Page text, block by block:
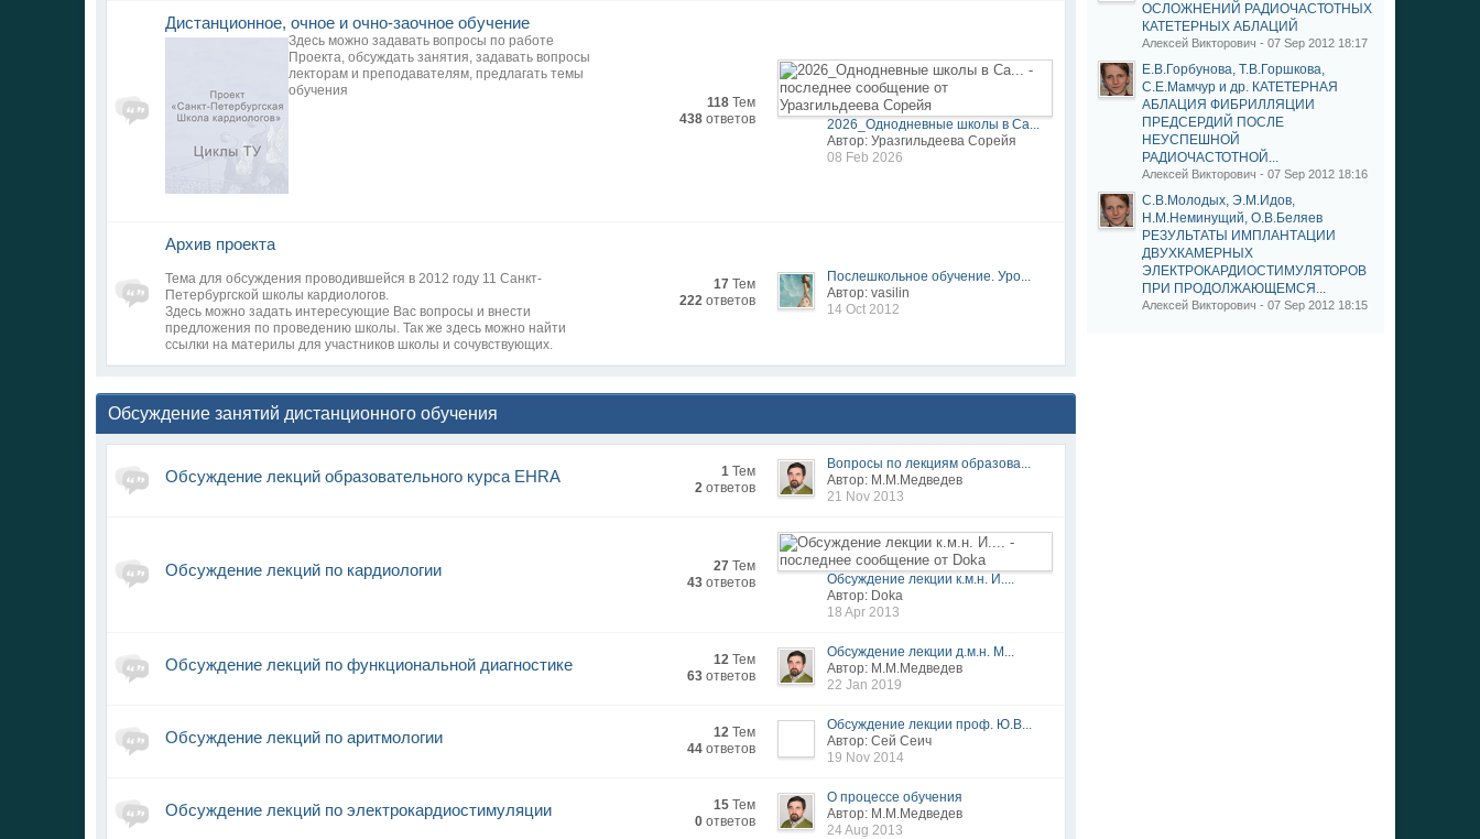
Дистанционное, очное и очно-заочное обучение
Здесь можно задавать вопросы по работе
Проекта, обсуждать занятия, задавать вопросы
лекторам и преподавателям, предлагать темы
обучения
118 Тем
438 ответов
2026_Однодневные школы в Са...
Автор: Уразгильдеева Сорейя
08 Feb 2026
Архив проекта
Тема для обсуждения проводившейся в 2012 году 11 Санкт-
Петербургской школы кардиологов.
Здесь можно задать интересующие Вас вопросы и внести
предложения по проведению школы. Так же здесь можно найти
ссылки на материлы для участников школы и сочувствующих.
17 Тем
222 ответов
Послешкольное обучение. Уро...
Автор: vasilin
14 Oct 2012
Обсуждение занятий дистанционного обучения
Обсуждение лекций образовательного курса EHRA 1 Тем
2 ответов
Вопросы по лекциям образова...
Автор: М.М.Медведев
21 Nov 2013
Обсуждение лекций по кардиологии 27 Тем
43 ответов
Обсуждение лекции к.м.н. И....
Автор: Doka
18 Apr 2013
Обсуждение лекций по функциональной диагностике 12 Тем
63 ответов
Обсуждение лекции д.м.н. М...
Автор: М.М.Медведев
22 Jan 2019
Обсуждение лекций по аритмологии 12 Тем
44 ответов
Обсуждение лекции проф. Ю.В...
Автор: Сей Сеич
19 Nov 2014
Обсуждение лекций по электрокардиостимуляции 15 Тем
0 ответов
О процессе обучения
Автор: М.М.Медведев
24 Aug 2013
ОСЛОЖНЕНИЙ РАДИОЧАСТОТНЫХ
КАТЕТЕРНЫХ АБЛАЦИЙ
Алексей Викторович - 07 Sep 2012 18:17
Е.В.Горбунова, Т.В.Горшкова,
С.Е.Мамчур и др. КАТЕТЕРНАЯ
АБЛАЦИЯ ФИБРИЛЛЯЦИИ
ПРЕДСЕРДИЙ ПОСЛЕ
НЕУСПЕШНОЙ
РАДИОЧАСТОТНОЙ...
Алексей Викторович - 07 Sep 2012 18:16
С.В.Молодых, Э.М.Идов,
Н.М.Неминущий, О.В.Беляев
РЕЗУЛЬТАТЫ ИМПЛАНТАЦИИ
ДВУХКАМЕРНЫХ
ЭЛЕКТРОКАРДИОСТИМУЛЯТОРОВ
ПРИ ПРОДОЛЖАЮЩЕМСЯ...
Алексей Викторович - 07 Sep 2012 18:15